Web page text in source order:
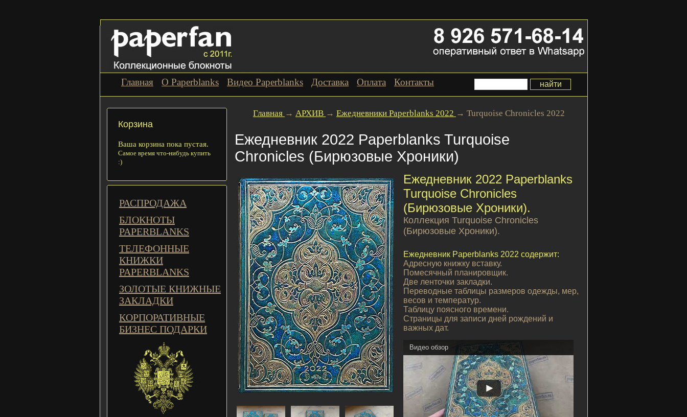
Главная О Paperblanks Видео Paperblanks Доставка Оплата Контакты
Корзина
Ваша корзина пока пустая.
Самое время что-нибудь купить
:)
РАСПРОДАЖА
БЛОКНОТЫ
PAPERBLANKS
ТЕЛЕФОННЫЕ
КНИЖКИ
PAPERBLANKS
ЗОЛОТЫЕ КНИЖНЫЕ
ЗАКЛАДКИ
КОРПОРАТИВНЫЕ
БИЗНЕС ПОДАРКИ
Главная → АРХИВ → Ежедневники Paperblanks 2022 → Turquoise Chronicles 2022
Ежедневник 2022 Paperblanks Turquoise
Chronicles (Бирюзовые Хроники)
Ежедневник 2022 Paperblanks
Turquoise Chronicles
(Бирюзовые Хроники).
Коллекция Turquoise Chronicles
(Бирюзовые Хроники).
Ежедневник Paperblanks 2022 содержит:
Адресную книжку вставку.
Помесячный планировщик.
Две ленточки закладки.
Переводные таблицы размеров одежды, мер,
весов и температур.
Таблицу поясного времени.
Страницы для записи дней рождений и
важных дат.
Видео обзор